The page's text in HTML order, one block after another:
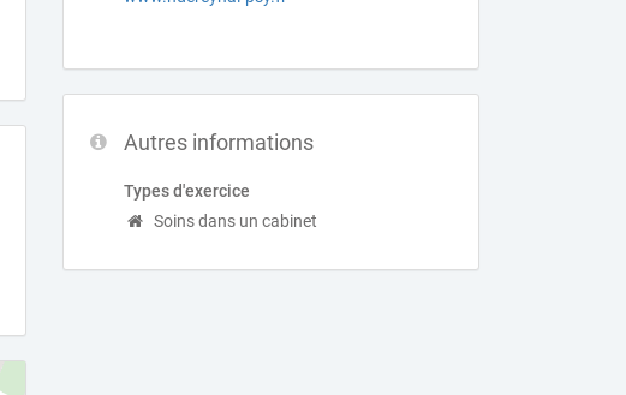
Autres informations
Types d'exercice
Soins dans un cabinet